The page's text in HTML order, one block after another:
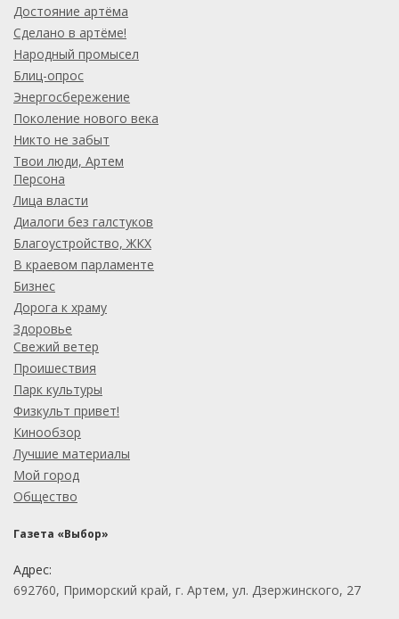
Достояние артёма
Сделано в артёме!
Народный промысел
Блиц-опрос
Энергосбережение
Поколение нового века
Никто не забыт
Твои люди, Артем
Персона
Лица власти
Диалоги без галстуков
Благоустройство, ЖКХ
В краевом парламенте
Бизнес
Дорога к храму
Здоровье
Свежий ветер
Проишествия
Парк культуры
Физкульт привет!
Кинообзор
Лучшие материалы
Мой город
Общество
Газета «Выбор»
Адрес:
692760, Приморский край, г. Артем, ул. Дзержинского, 27